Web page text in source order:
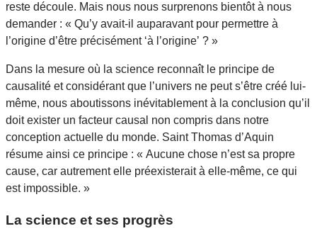
reste découle. Mais nous nous surprenons bientôt à nous
demander : « Qu’y avait-il auparavant pour permettre à
l’origine d’être précisément ‘à l’origine’ ? »
Dans la mesure où la science reconnaît le principe de
causalité et considérant que l’univers ne peut s’être créé lui-
même, nous aboutissons inévitablement à la conclusion qu’il
doit exister un facteur causal non compris dans notre
conception actuelle du monde. Saint Thomas d’Aquin
résume ainsi ce principe : « Aucune chose n’est sa propre
cause, car autrement elle préexisterait à elle-même, ce qui
est impossible. »
La science et ses progrès